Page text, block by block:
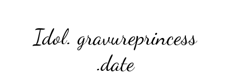
Idol. gravureprincess
.date